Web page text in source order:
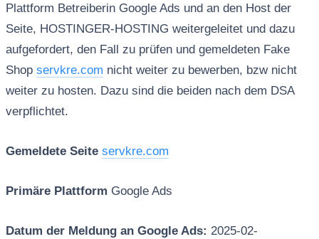
Plattform Betreiberin Google Ads und an den Host der
Seite, HOSTINGER-HOSTING weitergeleitet und dazu
aufgefordert, den Fall zu prüfen und gemeldeten Fake
Shop servkre.com nicht weiter zu bewerben, bzw nicht
weiter zu hosten. Dazu sind die beiden nach dem DSA
verpflichtet.
Gemeldete Seite servkre.com
Primäre Plattform Google Ads
Datum der Meldung an Google Ads: 2025-02-